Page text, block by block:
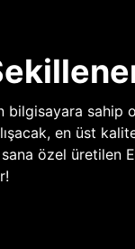
bilgisayara sahip
en üst
özel üretilen